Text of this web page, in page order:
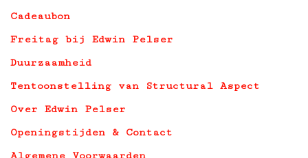
Cadeaubon
Freitag bij Edwin Pelser
Duurzaamheid
Tentoonstelling van Structural Aspect
Over Edwin Pelser
Openingstijden & Contact
Algemene Voorwaarden